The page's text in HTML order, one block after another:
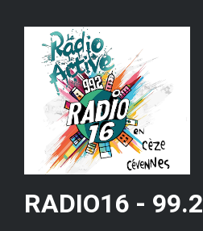
RADIO16 - 99.2